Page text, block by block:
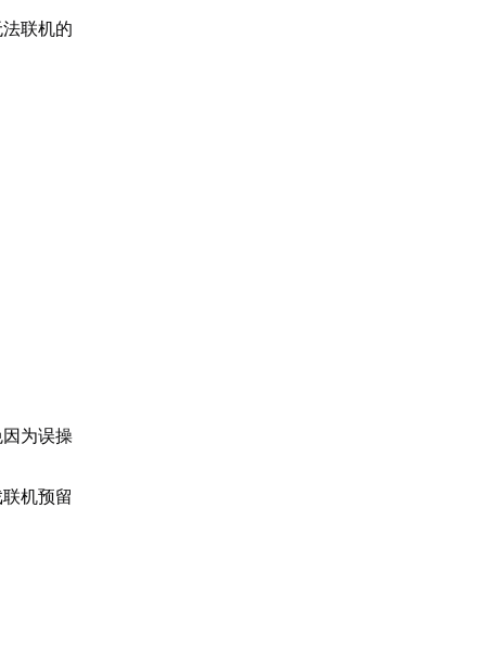
联机的
为误操
机预留